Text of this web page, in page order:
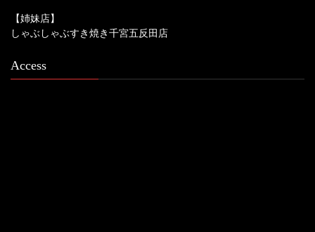
【姉妹店】
しゃぶしゃぶすき焼き千宮五反田店
Access